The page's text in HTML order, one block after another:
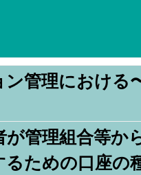
ン管理におけ
管理組合等か
ための口座の